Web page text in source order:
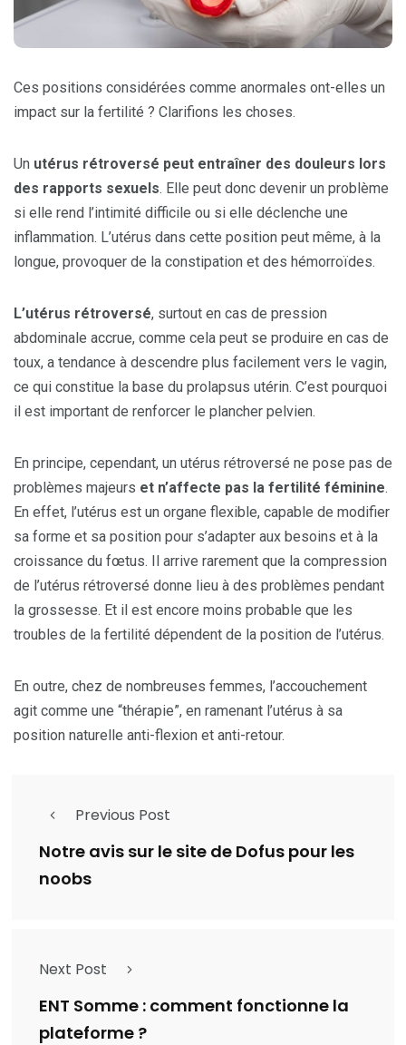
Ces positions considérées comme anormales ont-elles un
impact sur la fertilité ? Clarifions les choses.
Un utérus rétroversé peut entraîner des douleurs lors
des rapports sexuels. Elle peut donc devenir un problème
si elle rend l’intimité difficile ou si elle déclenche une
inflammation. L’utérus dans cette position peut même, à la
longue, provoquer de la constipation et des hémorroïdes.
L’utérus rétroversé, surtout en cas de pression
abdominale accrue, comme cela peut se produire en cas de
toux, a tendance à descendre plus facilement vers le vagin,
ce qui constitue la base du prolapsus utérin. C’est pourquoi
il est important de renforcer le plancher pelvien.
En principe, cependant, un utérus rétroversé ne pose pas de
problèmes majeurs et n’affecte pas la fertilité féminine.
En effet, l’utérus est un organe flexible, capable de modifier
sa forme et sa position pour s’adapter aux besoins et à la
croissance du fœtus. Il arrive rarement que la compression
de l’utérus rétroversé donne lieu à des problèmes pendant
la grossesse. Et il est encore moins probable que les
troubles de la fertilité dépendent de la position de l’utérus.
En outre, chez de nombreuses femmes, l’accouchement
agit comme une “thérapie”, en ramenant l’utérus à sa
position naturelle anti-flexion et anti-retour.
Previous Post
Notre avis sur le site de Dofus pour les
noobs
Next Post
ENT Somme : comment fonctionne la
plateforme ?